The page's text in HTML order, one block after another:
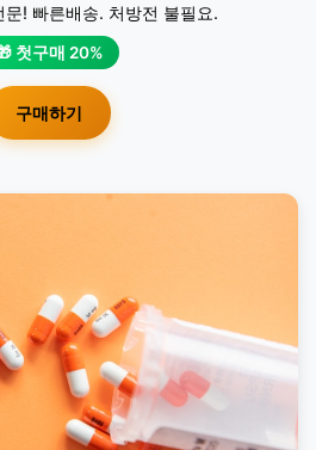
문! 빠른배송. 처방전 불필요.
첫구매 20%
구매하기